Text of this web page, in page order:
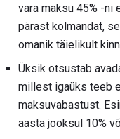
vara maksu 45% -ni
pärast kolmandat,
omanik täielikult
Üksik otsustab
millest igaüks teeb
maksuvabastust.
aasta jooksul 10%